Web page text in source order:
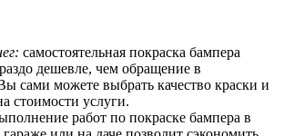
самостоятельная покраска бампера
дешевле, чем обращение в
сами можете выбрать качество краски и
стоимости услуги.
работ по покраске бампера в